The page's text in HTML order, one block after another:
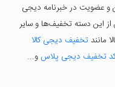
و عضویت در خبرنامه دیجی
این دسته تخفیف‌ها و سایر
مانندتخفیف دیجی کالا
تخفیف دیجی پلاس و...